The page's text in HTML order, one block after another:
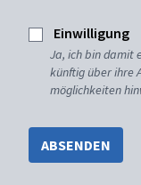
Einwilligung
Ja, ich bin damit
künftig über ihre
möglichkeiten
ABSENDEN